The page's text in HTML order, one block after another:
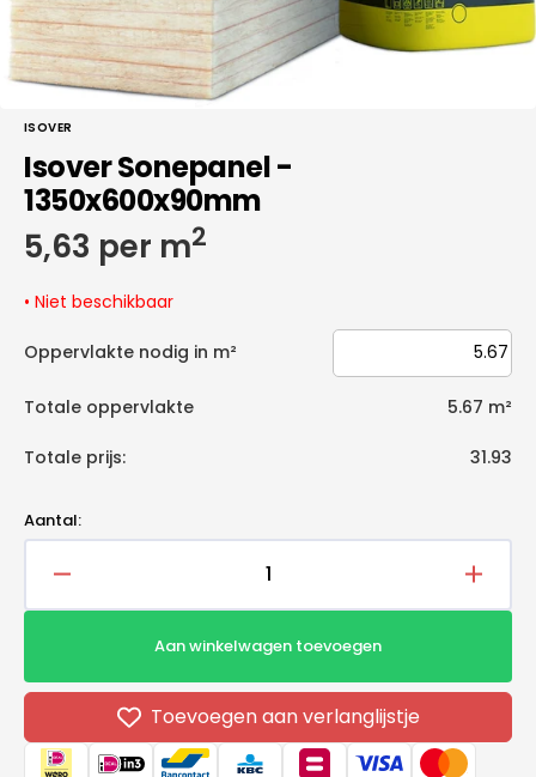
ISOVER
Isover Sonepanel -
1350x600x90mm
Normale
prijs
5,63 per m2
• Niet beschikbaar
Oppervlakte nodig in m²
Totale oppervlakte 5.67 m²
Totale prijs: 31.93
Aantal:
verlagen
Sonepanel
1350x600x90mm
Aantal
Aan winkelwagen toevoegen
Toevoegen aan verlanglijstje